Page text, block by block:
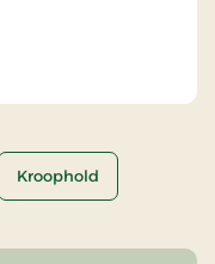
Kroophold